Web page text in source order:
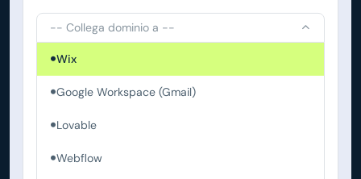
-- Collega dominio a --
Wix
Google Workspace (Gmail)
Lovable
Webflow